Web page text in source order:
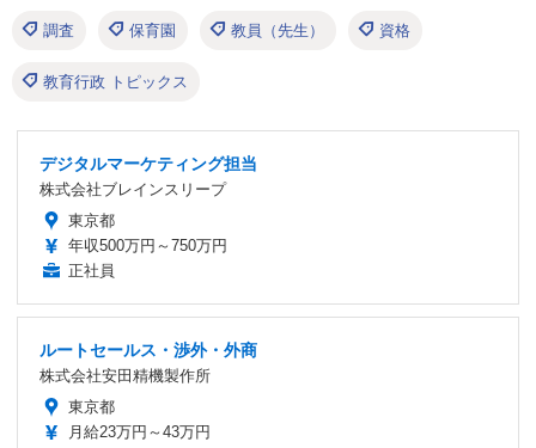
調査 保育園 教員（先生） 資格
教育行政 トピックス
デジタルマーケティング担当
株式会社ブレインスリープ
東京都
年収500万円～750万円
正社員
ルートセールス・渉外・外商
株式会社安田精機製作所
東京都
月給23万円～43万円